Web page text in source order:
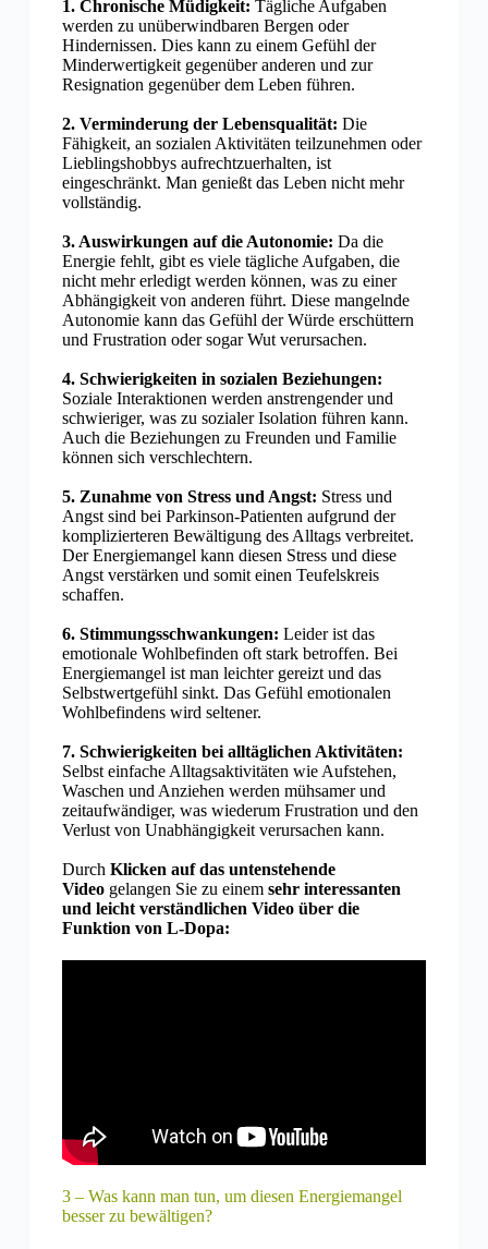
1. Chronische Müdigkeit: Tägliche Aufgaben
werden zu unüberwindbaren Bergen oder
Hindernissen. Dies kann zu einem Gefühl der
Minderwertigkeit gegenüber anderen und zur
Resignation gegenüber dem Leben führen.
2. Verminderung der Lebensqualität: Die
Fähigkeit, an sozialen Aktivitäten teilzunehmen oder
Lieblingshobbys aufrechtzuerhalten, ist
eingeschränkt. Man genießt das Leben nicht mehr
vollständig.
3. Auswirkungen auf die Autonomie: Da die
Energie fehlt, gibt es viele tägliche Aufgaben, die
nicht mehr erledigt werden können, was zu einer
Abhängigkeit von anderen führt. Diese mangelnde
Autonomie kann das Gefühl der Würde erschüttern
und Frustration oder sogar Wut verursachen.
4. Schwierigkeiten in sozialen Beziehungen:
Soziale Interaktionen werden anstrengender und
schwieriger, was zu sozialer Isolation führen kann.
Auch die Beziehungen zu Freunden und Familie
können sich verschlechtern.
5. Zunahme von Stress und Angst: Stress und
Angst sind bei Parkinson-Patienten aufgrund der
komplizierteren Bewältigung des Alltags verbreitet.
Der Energiemangel kann diesen Stress und diese
Angst verstärken und somit einen Teufelskreis
schaffen.
6. Stimmungsschwankungen: Leider ist das
emotionale Wohlbefinden oft stark betroffen. Bei
Energiemangel ist man leichter gereizt und das
Selbstwertgefühl sinkt. Das Gefühl emotionalen
Wohlbefindens wird seltener.
7. Schwierigkeiten bei alltäglichen Aktivitäten:
Selbst einfache Alltagsaktivitäten wie Aufstehen,
Waschen und Anziehen werden mühsamer und
zeitaufwändiger, was wiederum Frustration und den
Verlust von Unabhängigkeit verursachen kann.
Durch Klicken auf das untenstehende
Videogelangen Sie zu einem sehr interessanten
und leicht verständlichen Video über die
Funktion von L-Dopa:
3 – Was kann man tun, um diesen Energiemangel
besser zu bewältigen?